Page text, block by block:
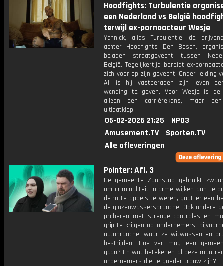
Hoodfights: Turbulentie
een Nederland vs België
terwijl ex-pornoacteur Wesje
Yannick, alias Turbulentie, de
achter Hoodfights Den Bosch,
beladen straatgevecht tussen
België. Tegelijkertijd bereidt ex-
zich voor op zijn gevecht. Onder leiding
Ali is hij vastberaden zijn leven
wending te geven. Voor Wesje is
alleen een carrièrekans, maar
uitlaatklep.
05-02-2026 21:25
NPO3
Amusement.TV
Sporten.TV
Alle afleveringen
Pointer: Afl. 3
De gemeente Zaanstad gebruikt
om criminaliteit in arme wijken aan te
de rotte appels te weren, gaat er een
de glazenwassersbranche. Ook andere
proberen met strenge controles en
grip te krijgen op ondernemers,
autobranche, waar ze witwassen en
bestrijden. Hoe ver mag een
gaan? En wat betekenen al deze
ondernemers die te goeder trouw zijn?